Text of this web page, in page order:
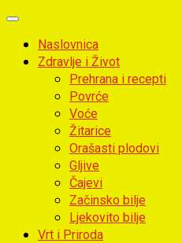
Primary
MenuNaslovnica
Zdravlje i Život
Prehrana i recepti
Povrće
Voće
Žitarice
Orašasti plodovi
Gljive
Čajevi
Začinsko bilje
Ljekovito bilje
Vrt i Priroda